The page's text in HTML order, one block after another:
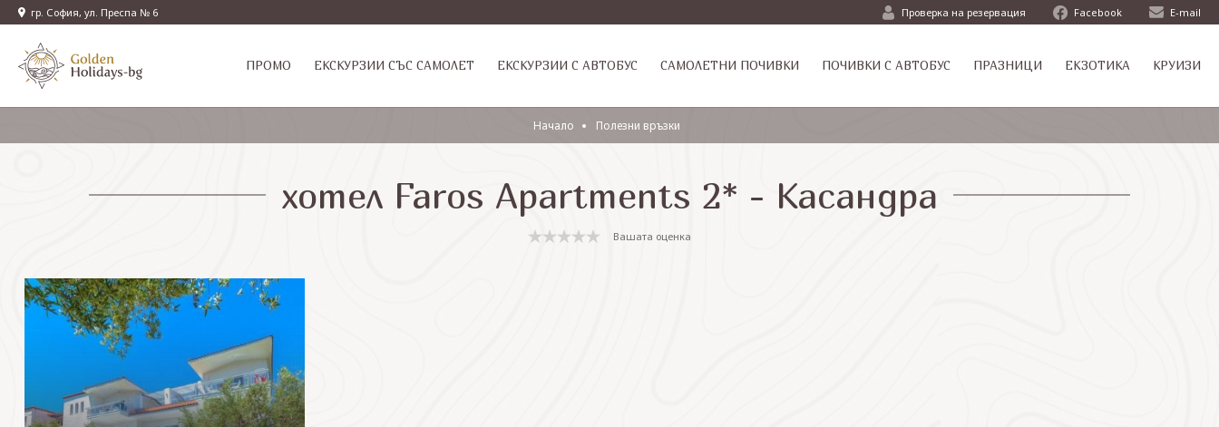
гр. София, ул. Преспа № 6 Проверка на резервация Facebook E-mail
ПРОМО EКСКУРЗИИ СЪС САМОЛЕТ ЕКСКУРЗИИ С АВТОБУС САМОЛЕТНИ ПОЧИВКИ ПОЧИВКИ С АВТОБУС ПРАЗНИЦИ ЕКЗОТИКА КРУИЗИ
Начало Полезни връзки
хотел Faros Apartments 2* - Касандра
Вашата оценка